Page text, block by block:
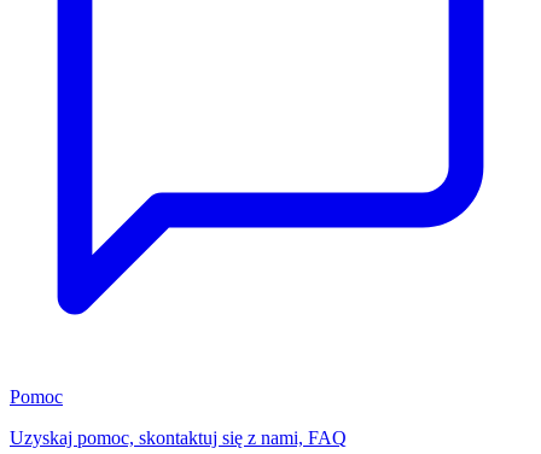
Pomoc
Uzyskaj pomoc, skontaktuj się z nami, FAQ